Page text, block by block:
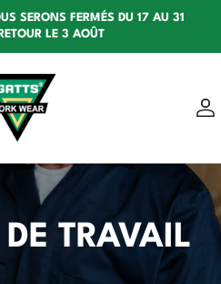
SERONS FERMÉS DU 17 AU 31
LE 3 AOÛT
TRAVAIL